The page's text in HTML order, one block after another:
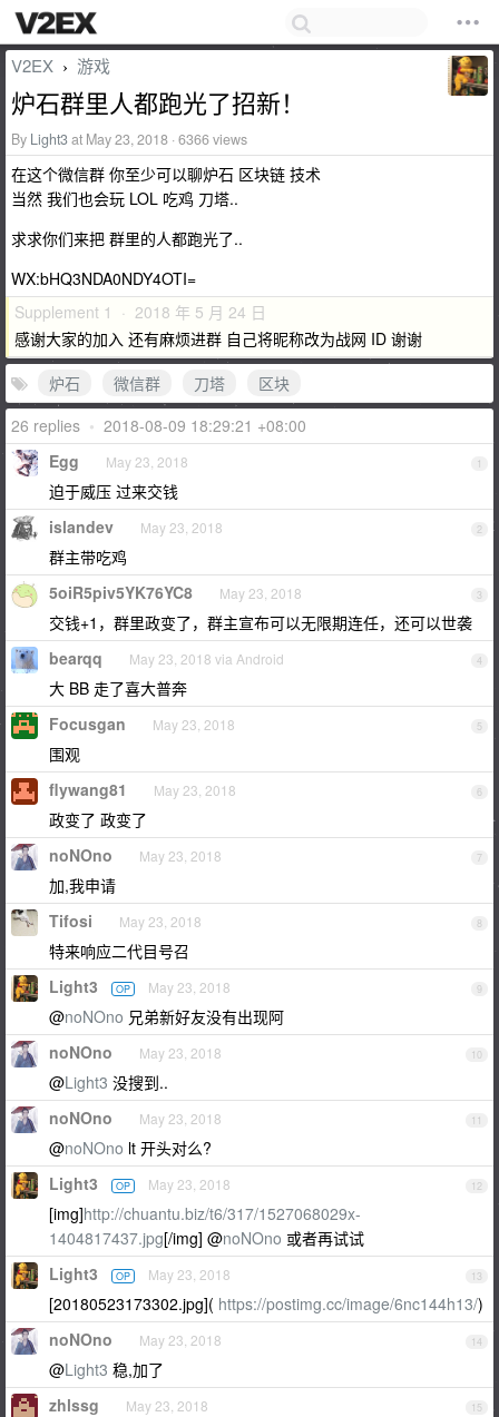
V2EX › 游戏
炉石群里人都跑光了招新！
By Light3at May 23, 2018 · 6366 views
在这个微信群 你至少可以聊炉石 区块链 技术
当然 我们也会玩 LOL 吃鸡 刀塔..
求求你们来把 群里的人都跑光了..
WX:bHQ3NDA0NDY4OTI=
Supplement 1 · 2018 年 5 月 24 日
感谢大家的加入 还有麻烦进群 自己将昵称改为战网 ID 谢谢
炉石
微信群 刀塔
区块
26 replies • 2018-08-09 18:29:21 +08:00
1
Egg May 23, 2018
迫于威压 过来交钱
2
islandev May 23, 2018
群主带吃鸡
3
5oiR5piv5YK76YC8 May 23, 2018
交钱+1，群里政变了，群主宣布可以无限期连任，还可以世袭
4
bearqq May 23, 2018 via Android
大 BB 走了喜大普奔
5
Focusgan May 23, 2018
围观
6
flywang81 May 23, 2018
政变了 政变了
7
noNOno May 23, 2018
加,我申请
8
Tifosi May 23, 2018
特来响应二代目号召
9
Light3 OP May 23, 2018
@noNOno 兄弟新好友没有出现阿
10
noNOno May 23, 2018
@Light3 没搜到..
11
noNOno May 23, 2018
@noNOno lt 开头对么?
12
Light3 OP May 23, 2018
[img]http://chuantu.biz/t6/317/1527068029x-
1404817437.jpg[/img] @noNOno 或者再试试
13
Light3 OP May 23, 2018
[20180523173302.jpg]( https://postimg.cc/image/6nc144h13/)
14
noNOno May 23, 2018
@Light3 稳,加了
15
zhlssg May 23, 2018